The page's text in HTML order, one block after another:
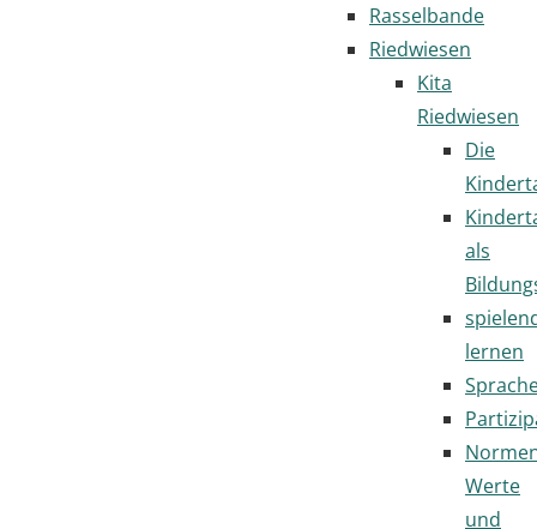
Rasselbande
Riedwiesen
Kita
Riedwiesen
Die
als
lernen
Werte
und